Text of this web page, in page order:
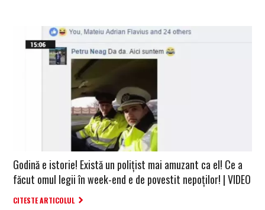
Godină e istorie! Există un polițist mai amuzant ca el! Ce a
făcut omul legii în week-end e de povestit nepoților! | VIDEO
CITESTE ARTICOLUL